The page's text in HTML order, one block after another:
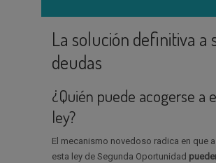
La solución definitiva a
deudas
¿Quién puede acogerse a
ley?
El mecanismo novedoso radica en que
esta ley de Segunda Oportunidad